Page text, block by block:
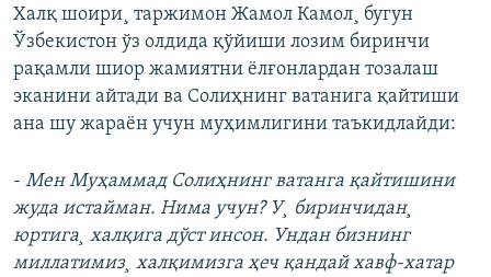
Халқ шоири¸ таржимон Жамол Камол¸ бугун
Ўзбекистон ўз олдида қўйиши лозим биринчи
рақамли шиор жамиятни ëлғонлардан тозалаш
эканини айтади ва Солиҳнинг ватанига қайтиши
ана шу жараëн учун муҳимлигини таъкидлайди:
- Мен Муҳаммад Солиҳнинг ватанга қайтишини
жуда истайман. Нима учун? У¸ биринчидан¸
юртига¸ халқига дўст инсон. Ундан бизнинг
миллатимиз¸ халқимизга ҳеч қандай хавф-хатар